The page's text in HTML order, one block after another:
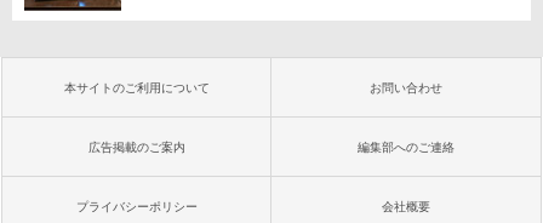
本サイトのご利用について お問い合わせ
広告掲載のご案内 編集部へのご連絡
プライバシーポリシー 会社概要